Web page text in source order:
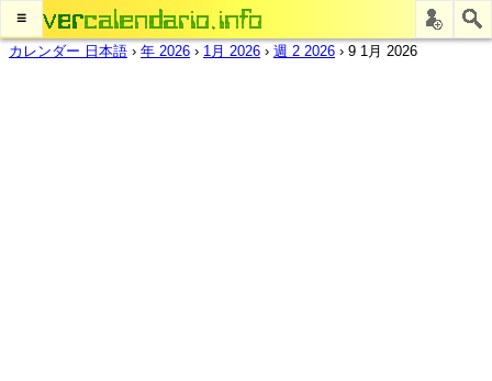
≡
カレンダー 日本語 › 年 2026 › 1月 2026 › 週 2 2026 › 9 1月 2026